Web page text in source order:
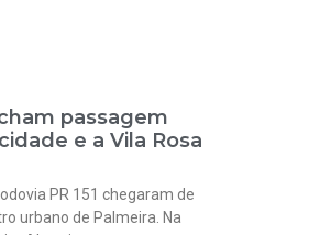
passagem
e a Vila Rosa
PR 151 chegaram de
urbano de Palmeira. Na